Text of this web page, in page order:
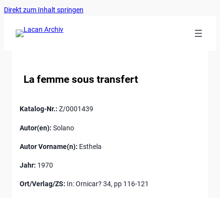
Direkt zum Inhalt springen
La femme sous transfert
Katalog-Nr.: Z/0001439
Autor(en): Solano
Autor Vorname(n): Esthela
Jahr: 1970
Ort/Verlag/ZS: In: Ornicar? 34, pp 116-121